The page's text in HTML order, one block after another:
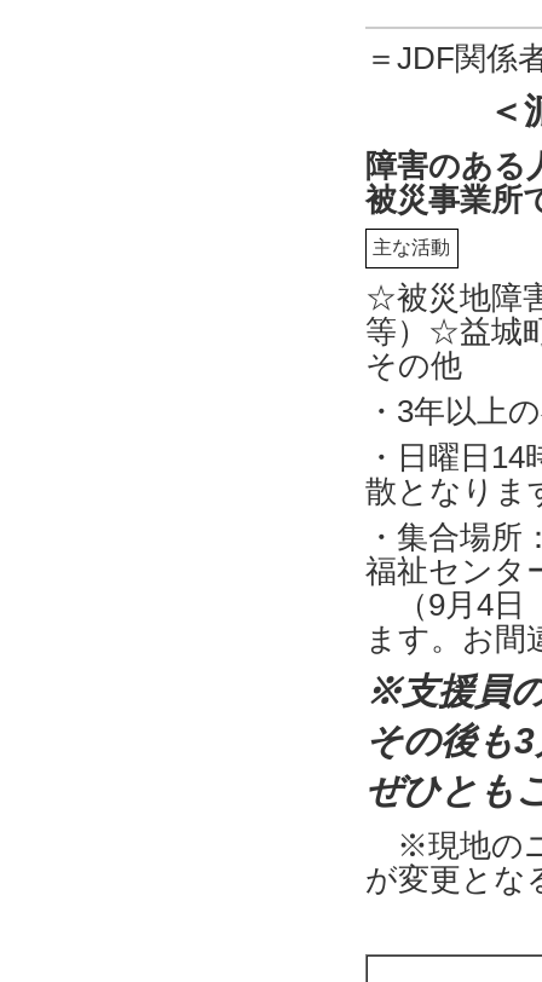
＝JDF関係
＜
障害のある
被災事業所
主な活動
☆被災地障
等）☆益城
その他
・3年以上
・日曜日
散となりま
・集合場
福祉センタ
（9月4日
ます。お間
※支援員
その後も
ぜひとも
※現地の
が変更とな